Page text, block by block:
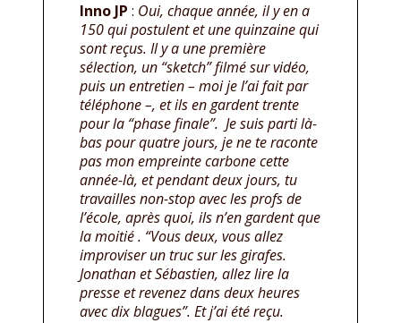
Inno JP : Oui, chaque année, il y en a
150 qui postulent et une quinzaine qui
sont reçus. Il y a une première
sélection, un “sketch” filmé sur vidéo,
puis un entretien – moi je l’ai fait par
téléphone –, et ils en gardent trente
pour la “phase finale”. Je suis parti là-
bas pour quatre jours, je ne te raconte
pas mon empreinte carbone cette
année-là, et pendant deux jours, tu
travailles non-stop avec les profs de
l’école, après quoi, ils n’en gardent que
la moitié . “Vous deux, vous allez
improviser un truc sur les girafes.
Jonathan et Sébastien, allez lire la
presse et revenez dans deux heures
avec dix blagues”. Et j’ai été reçu.